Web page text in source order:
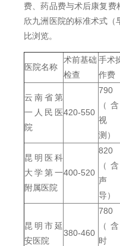
费、药品费与术后康复
欣九洲医院的标准术式
比浏览。
医院名称
术前基础
检查
手术
作费
云南省第
一人民医
院
420-550
790
（
视
测）
昆明医科
大学第一
附属医院
400-520
820
（
声
导）
昆明市延
安医院
380-460
780
（
时